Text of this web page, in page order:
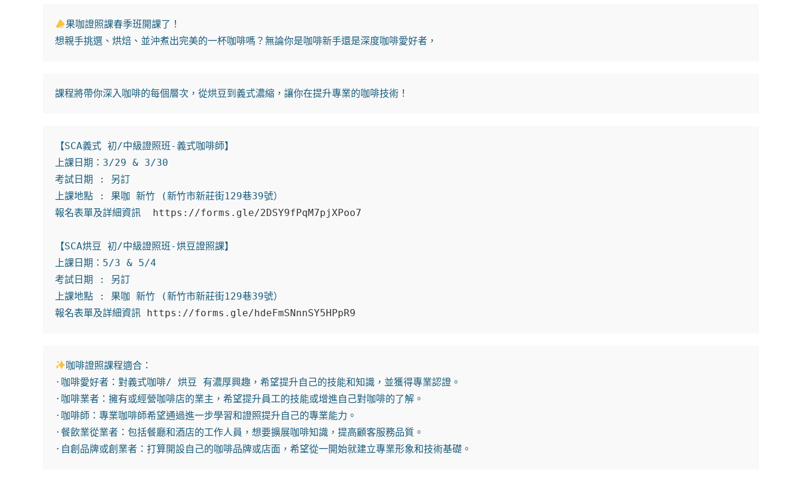
果咖證照課春季班開課了！
想親手挑選、烘焙、並沖煮出完美的一杯咖啡嗎？無論你是咖啡新手還是深度咖啡愛好者，
課程將帶你深入咖啡的每個層次，從烘豆到義式濃縮，讓你在提升專業的咖啡技術！
【SCA義式 初/中級證照班-義式咖啡師】
上課日期：3/29 & 3/30
考試日期 : 另訂
上課地點 : 果咖 新竹 (新竹市新莊街129巷39號）
報名表單及詳細資訊 https://forms.gle/2DSY9fPqM7pjXPoo7
【SCA烘豆 初/中級證照班-烘豆證照課】
上課日期：5/3 & 5/4
考試日期 : 另訂
上課地點 : 果咖 新竹 (新竹市新莊街129巷39號）
報名表單及詳細資訊 https://forms.gle/hdeFmSNnnSY5HPpR9
咖啡證照課程適合：
·咖啡愛好者：對義式咖啡/ 烘豆 有濃厚興趣，希望提升自己的技能和知識，並獲得專業認證。
·咖啡業者：擁有或經營咖啡店的業主，希望提升員工的技能或增進自己對咖啡的了解。
·咖啡師：專業咖啡師希望通過進一步學習和證照提升自己的專業能力。
·餐飲業從業者：包括餐廳和酒店的工作人員，想要擴展咖啡知識，提高顧客服務品質。
·自創品牌或創業者：打算開設自己的咖啡品牌或店面，希望從一開始就建立專業形象和技術基礎。